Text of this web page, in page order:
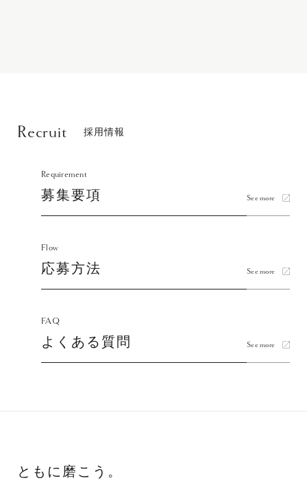
Recruit 採用情報
Requirement
募集要項 See more
Flow
応募方法 See more
FAQ
よくある質問 See more
ともに磨こう。